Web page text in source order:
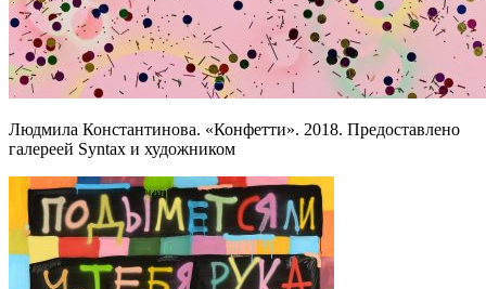
Людмила Константинова. «Конфетти». 2018. Предоставлено
галереей Syntax и художником